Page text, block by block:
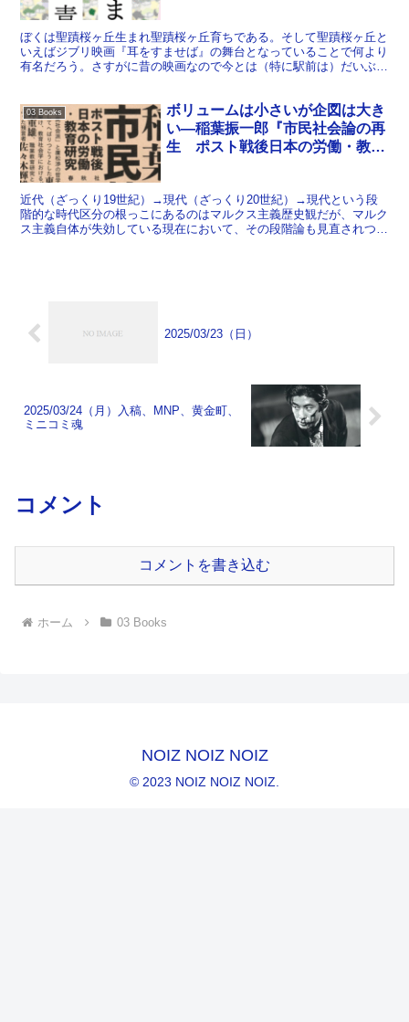
ぼくは聖蹟桜ヶ丘生まれ聖蹟桜ヶ丘育ちである。そして聖蹟桜ヶ丘と
いえばジブリ映画『耳をすませば』の舞台となっていることで何より
有名だろう。さすがに昔の映画なので今とは（特に駅前は）だいぶ変
03 Books
ボリュームは小さいが企図は大き
い―稲葉振一郎『市民社会論の再
生 ポスト戦後日本の労働・教育
近代（ざっくり19世紀）→現代（ざっくり20世紀）→現代という段
階的な時代区分の根っこにあるのはマルクス主義歴史観だが、マルク
ス主義自体が失効している現在において、その段階論も見直されつつ
2025/03/23（日）
2025/03/24（月）入稿、MNP、黄金町、
ミニコミ魂
コメント
コメントを書き込む
ホーム 03 Books
NOIZ NOIZ NOIZ
© 2023 NOIZ NOIZ NOIZ.